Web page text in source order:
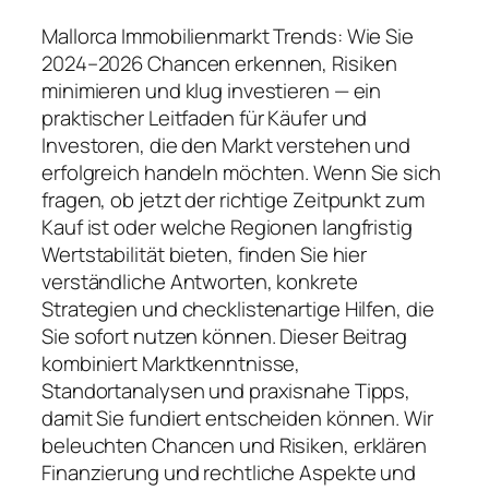
Mallorca Immobilienmarkt Trends: Wie Sie
2024–2026 Chancen erkennen, Risiken
minimieren und klug investieren — ein
praktischer Leitfaden für Käufer und
Investoren, die den Markt verstehen und
erfolgreich handeln möchten. Wenn Sie sich
fragen, ob jetzt der richtige Zeitpunkt zum
Kauf ist oder welche Regionen langfristig
Wertstabilität bieten, finden Sie hier
verständliche Antworten, konkrete
Strategien und checklistenartige Hilfen, die
Sie sofort nutzen können. Dieser Beitrag
kombiniert Marktkenntnisse,
Standortanalysen und praxisnahe Tipps,
damit Sie fundiert entscheiden können. Wir
beleuchten Chancen und Risiken, erklären
Finanzierung und rechtliche Aspekte und